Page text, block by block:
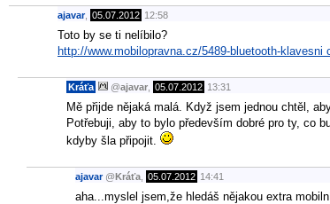
ajavar, 05.07.2012 12:58
Toto by se ti nelíbilo?
http://www.mobilopravna.cz/5489-bluetooth-klavesni
Kráťa @ajavar 05.07.2012 13:31
Mě přijde nějaká malá. Když jsem jednou chtěl,
Potřebuji, aby to bylo především dobré pro ty, co
kdyby šla připojit.
ajavar @Kráťa 05.07.2012 14:41
aha...myslel jsem,že hledáš nějakou extra